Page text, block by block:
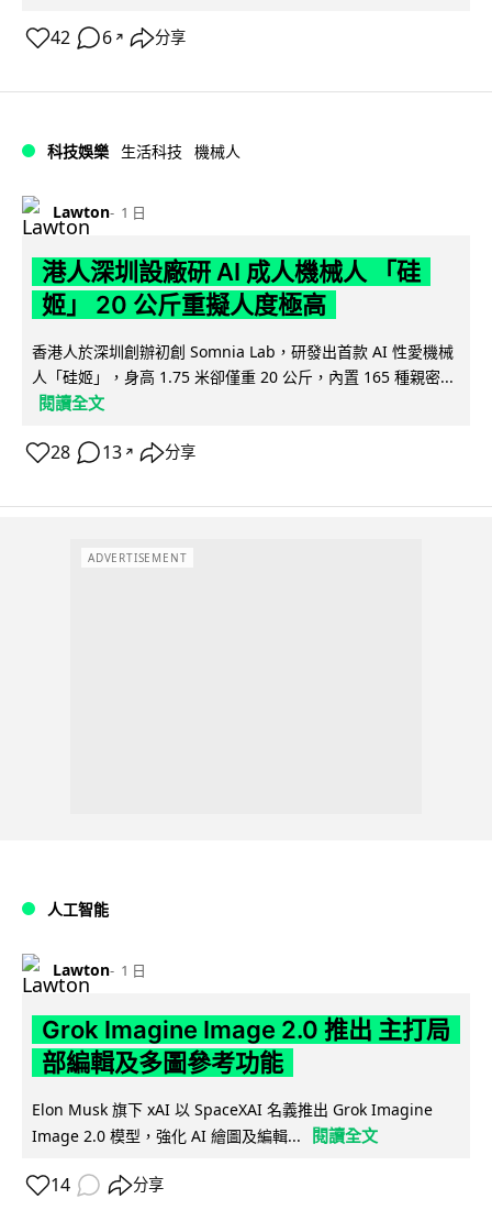
42 6 ↗ 分享
科技娛樂 生活科技 機械人
Lawton 1 日
港人深圳設廠研 AI 成人機械人 「硅
姬」 20 公斤重擬人度極高
香港人於深圳創辦初創 Somnia Lab，研發出首款 AI 性愛機械
人「硅姬」，身高 1.75 米卻僅重 20 公斤，內置 165 種親密...
閱讀全文
28 13 ↗ 分享
ADVERTISEMENT
人工智能
Lawton 1 日
Grok Imagine Image 2.0 推出 主打局
部編輯及多圖參考功能
Elon Musk 旗下 xAI 以 SpaceXAI 名義推出 Grok Imagine
Image 2.0 模型，強化 AI 繪圖及編輯...
閱讀全文
14 分享